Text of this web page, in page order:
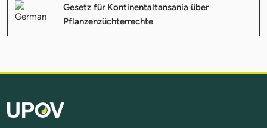
Gesetz für Kontinentaltansania über
Pflanzenzüchterrechte